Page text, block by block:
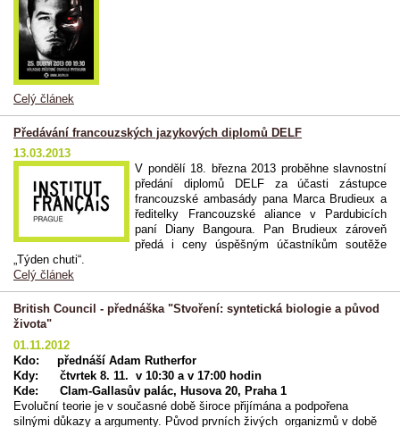
Celý článek
Předávání francouzských jazykových diplomů DELF
13.03.2013
V pondělí 18. března 2013 proběhne slavnostní
předání diplomů DELF za účasti zástupce
francouzské ambasády pana Marca Brudieux a
ředitelky Francouzské aliance v Pardubicích
paní Diany Bangoura. Pan Brudieux zároveň
předá i ceny úspěšným účastníkům soutěže
„Týden chuti“.
Celý článek
British Council - přednáška "Stvoření: syntetická biologie a původ
života"
01.11.2012
Kdo: přednáší Adam Rutherfor
Kdy: čtvrtek 8. 11. v 10:30 a v 17:00 hodin
Kde: Clam-Gallasův palác, Husova 20, Praha 1
Evoluční teorie je v současné době široce přijímána a podpořena
silnými důkazy a argumenty. Původ prvních živých organizmů v době